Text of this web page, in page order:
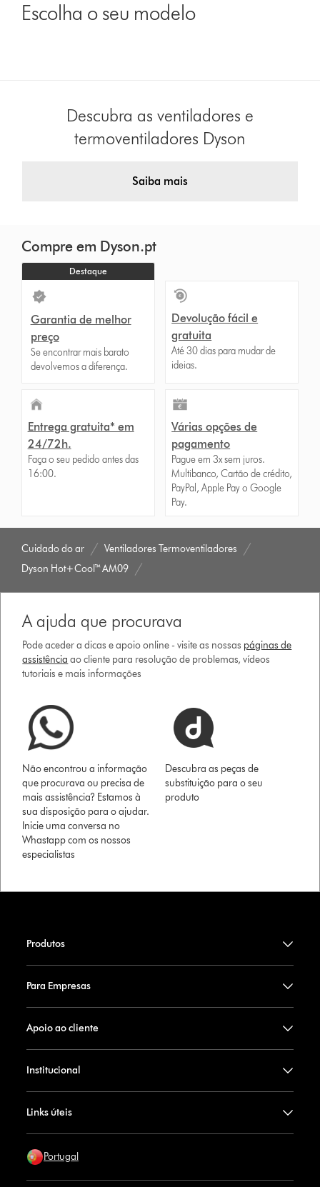
Escolha o seu modelo
Descubra as ventiladores e
termoventiladores Dyson
Saiba mais
Compre em Dyson.pt
Destaque
Garantia de melhor
preço
Se encontrar mais barato
devolvemos a diferença.
Devolução fácil e
gratuita
Até 30 dias para mudar de
ideias.
Entrega gratuita* em
24/72h.
Faça o seu pedido antes das
16:00.
Várias opções de
pagamento
Pague em 3x sem juros.
Multibanco, Cartão de crédito,
PayPal, Apple Pay o Google
Pay.
Cuidado do ar
Ventiladores Termoventiladores
Dyson Hot+Cool™ AM09
A ajuda que procurava
Pode aceder a dicas e apoio online - visite as nossas páginas de
assistência ao cliente para resolução de problemas, vídeos
tutoriais e mais informações
Não encontrou a informação
que procurava ou precisa de
mais assistência? Estamos à
sua disposição para o ajudar.
Inicie uma conversa no
Whastapp com os nossos
especialistas
Descubra as peças de
substituição para o seu
produto
Produtos
Para Empresas
Apoio ao cliente
Institucional
Links úteis
Portugal